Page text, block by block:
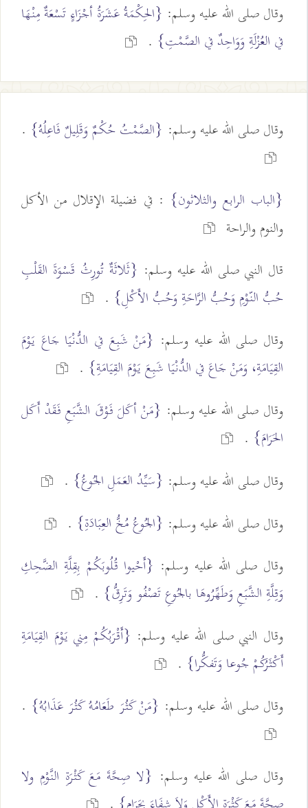
وقال صلى الله عليه وسلم: {الحِكْمَةُ عَشَرَةُ أجْزَاءٍ تَسْعَةٌ مِنْهَا
في العُزْلَةِ وَوَاحِدٌ في الصَّمْتِ} .
وقال صلى الله عليه وسلم: {الصَّمْتُ حُكْمٌ وَقَلِيلٌ فَاعِلُهُ} .
{الباب الرابع والثلاثون} : في فضيلة الإقلال من الأكل
والنوم والراحة
قال النبي صلى الله عليه وسلم: {ثَلاثَةٌ تُورِثُ قَسْوَةَ القَلْبِ
حُبُّ النّوْمِ وَحُبُّ الرَّاحَةِ وَحُبُّ الأَكْلِ} .
وقال صلى الله عليه وسلم: {مَنْ شَبِعَ في الدُّنْيَا جَاعَ يَوْمَ
القِيَامَةِ، وَمَنْ جَاعَ في الدُّنْيَا شَبِعَ يَوْمَ القِيَامَةِ} .
وقال صلى الله عليه وسلم: {مَنْ أكَلَ فَوْقَ الشَّبَعِ فَقَدْ أَكَل
الحَرَامَ} .
وقال صلى الله عليه وسلم: {سَيِّدُ العَمَلِ الجُوعُ} .
وقال صلى الله عليه وسلم: {الجُوعُ مُخُّ العِبَادَةِ} .
وقال صلى الله عليه وسلم: {أَحْيوا قُلُوبَكُمْ بِقِلَّةِ الضَّحِكِ
وَقِلَّةِ الشَّبَعِ وَطَهِّرُوهَا بالجُوعِ تَصْفُو وَتَرِقُّ} .
وقال النبي صلى الله عليه وسلم: {أَقْرَبُكُمْ مِني يَوْمَ القِيَامَةِ
أَكْثَرُكُمْ جُوعا وَتَفكُّرا} .
وقال صلى الله عليه وسلم: {مَنْ كَثُرَ طَعَامُهُ كَثُرَ عَذَابُهُ} .
وقال صلى الله عليه وسلم: {لا صِحَّةَ مَعَ كَثْرَةِ النَّوْمِ ولا